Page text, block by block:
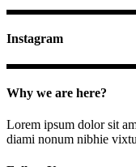
Instagram
Why we are here?
Lorem ipsum dolor sit
diami nonum nibhie